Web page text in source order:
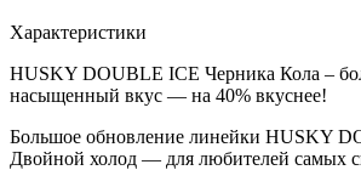
Характеристики
HUSKY DOUBLE ICE Черника Кола –
насыщенный вкус — на 40% вкуснее!
Большое обновление линейки HUSKY
Двойной холод — для любителей самых